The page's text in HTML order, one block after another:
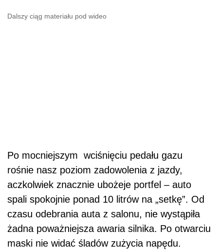
Dalszy ciąg materiału pod wideo
Po mocniejszym wciśnięciu pedału gazu
rośnie nasz poziom zadowolenia z jazdy,
aczkolwiek znacznie ubożeje portfel – auto
spali spokojnie ponad 10 litrów na „setkę”. Od
czasu odebrania auta z salonu, nie wystąpiła
żadna poważniejsza awaria silnika. Po otwarciu
maski nie widać śladów zużycia napędu.